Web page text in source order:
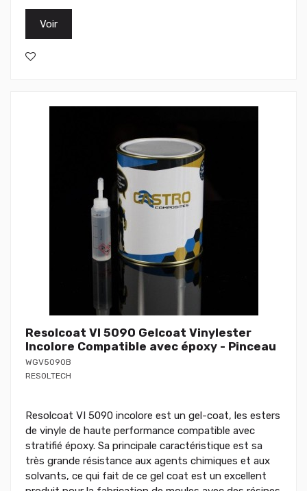
Voir
Resolcoat VI 5090 Gelcoat Vinylester
Incolore Compatible avec époxy - Pinceau
WGV5090B
RESOLTECH
Resolcoat VI 5090 incolore est un gel-coat, les esters
de vinyle de haute performance compatible avec
stratifié époxy. Sa principale caractéristique est sa
très grande résistance aux agents chimiques et aux
solvants, ce qui fait de ce gel coat est un excellent